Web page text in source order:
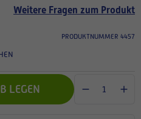
Weitere Fragen zum Produkt
PRODUKTNUMMER 4457
LEGEN